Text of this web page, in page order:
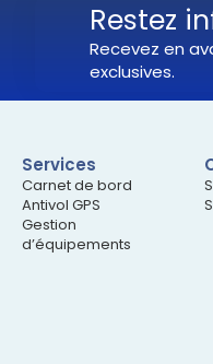
Restez
Recevez en
exclusives.
Services
Carnet de bord
Antivol GPS
Gestion
d’équipements